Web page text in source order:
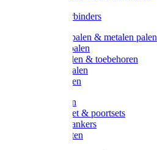
Litzclip verbinders
Recycling palen & metalen palen
Kunststof palen
T-Post t-palen & toebehoren
Glasfiber palen
Houten palen
Poortgrepen
Doorgangset & poortsets
Poortgreepankers
Weidepoorten